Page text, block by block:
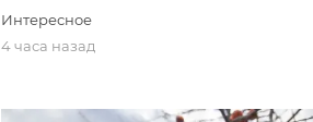
Интересное
4 часа назад